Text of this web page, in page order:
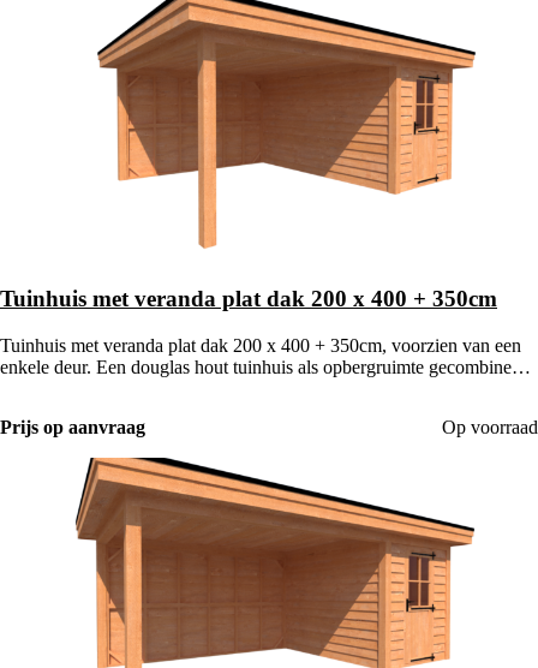
Tuinhuis met veranda plat dak 200 x 400 + 350cm
Tuinhuis met veranda plat dak 200 x 400 + 350cm, voorzien van een
enkele deur. Een douglas hout tuinhuis als opbergruimte gecombineerd
Prijs op aanvraag
Op voorraad